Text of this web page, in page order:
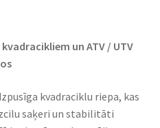
un ATV / UTV
kvadraciklu riepa, kas
saķeri un stabilitāti